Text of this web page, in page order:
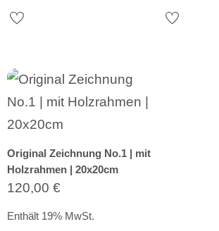
Original Zeichnung No.1 | mit
Holzrahmen | 20x20cm
120,00 €
Enthält 19% MwSt.